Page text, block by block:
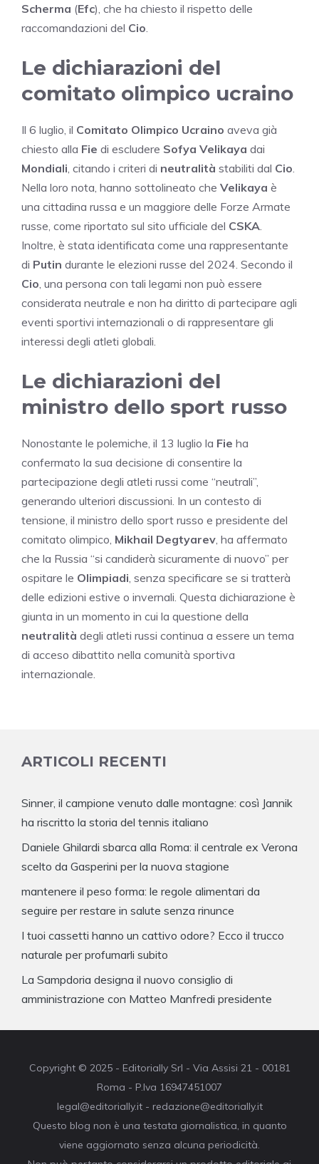
Scherma (Efc), che ha chiesto il rispetto delle
raccomandazioni del Cio
Le dichiarazioni del
comitato olimpico ucraino
Il 6 luglio, il Comitato Olimpico Ucraino aveva già
chiesto alla Fie di escludere Sofya Velikaya dai
Mondiali , citando i criteri di neutralità stabiliti dal Cio
Nella loro nota, hanno sottolineato che Velikaya è
una cittadina russa e un maggiore delle Forze Armate
russe, come riportato sul sito ufficiale del CSKA
Inoltre, è stata identificata come una rappresentante
di Putin durante le elezioni russe del 2024. Secondo il
Cio , una persona con tali legami non può essere
considerata neutrale e non ha diritto di partecipare agli
eventi sportivi internazionali o di rappresentare gli
interessi degli atleti globali.
Le dichiarazioni del
ministro dello sport russo
Nonostante le polemiche, il 13 luglio la Fie ha
confermato la sua decisione di consentire la
partecipazione degli atleti russi come “neutrali”,
generando ulteriori discussioni. In un contesto di
tensione, il ministro dello sport russo e presidente del
comitato olimpico, Mikhail Degtyarev , ha affermato
che la Russia “si candiderà sicuramente di nuovo” per
ospitare le Olimpiadi , senza specificare se si tratterà
delle edizioni estive o invernali. Questa dichiarazione è
giunta in un momento in cui la questione della
neutralità degli atleti russi continua a essere un tema
di acceso dibattito nella comunità sportiva
internazionale.
ARTICOLI RECENTI
Sinner, il campione venuto dalle montagne: così Jannik
ha riscritto la storia del tennis italiano
Daniele Ghilardi sbarca alla Roma: il centrale ex Verona
scelto da Gasperini per la nuova stagione
mantenere il peso forma: le regole alimentari da
seguire per restare in salute senza rinunce
I tuoi cassetti hanno un cattivo odore? Ecco il trucco
naturale per profumarli subito
La Sampdoria designa il nuovo consiglio di
amministrazione con Matteo Manfredi presidente
Copyright © 2025 - Editorially Srl - Via Assisi 21 - 00181
Roma - P.Iva 16947451007
legal@editorially.it - redazione@editorially.it
Questo blog non è una testata giornalistica, in quanto
viene aggiornato senza alcuna periodicità.